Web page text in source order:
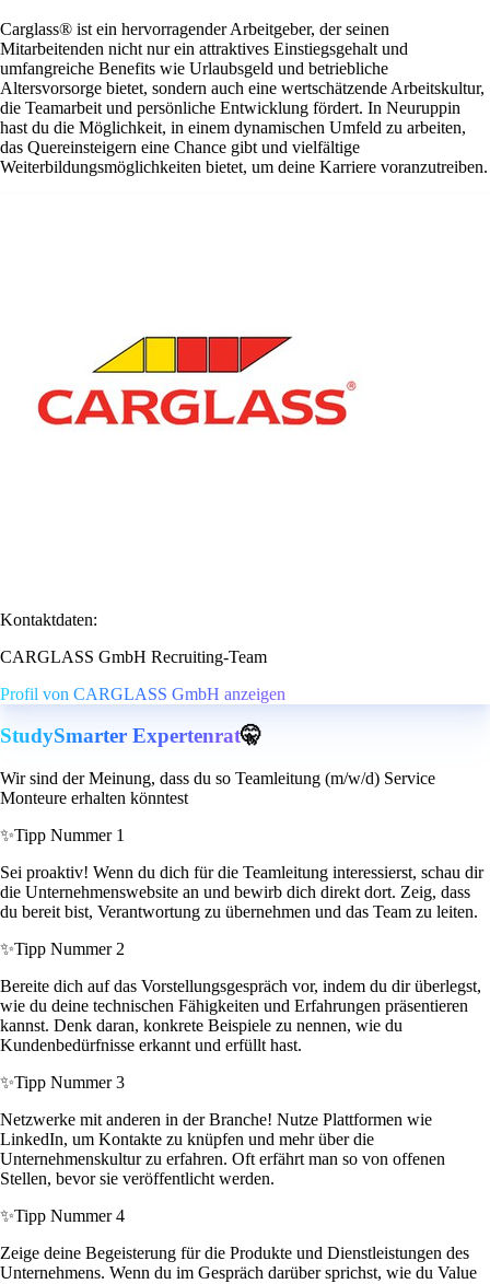
Carglass® ist ein hervorragender Arbeitgeber, der seinen
Mitarbeitenden nicht nur ein attraktives Einstiegsgehalt und
umfangreiche Benefits wie Urlaubsgeld und betriebliche
Altersvorsorge bietet, sondern auch eine wertschätzende Arbeitskultur,
die Teamarbeit und persönliche Entwicklung fördert. In Neuruppin
hast du die Möglichkeit, in einem dynamischen Umfeld zu arbeiten,
das Quereinsteigern eine Chance gibt und vielfältige
Weiterbildungsmöglichkeiten bietet, um deine Karriere voranzutreiben.
Kontaktdaten:
CARGLASS GmbH Recruiting-Team
Profil von CARGLASS GmbH anzeigen
StudySmarter Expertenrat🤫
Wir sind der Meinung, dass du so Teamleitung (m/w/d) Service
Monteure erhalten könntest
✨Tipp Nummer 1
Sei proaktiv! Wenn du dich für die Teamleitung interessierst, schau dir
die Unternehmenswebsite an und bewirb dich direkt dort. Zeig, dass
du bereit bist, Verantwortung zu übernehmen und das Team zu leiten.
✨Tipp Nummer 2
Bereite dich auf das Vorstellungsgespräch vor, indem du dir überlegst,
wie du deine technischen Fähigkeiten und Erfahrungen präsentieren
kannst. Denk daran, konkrete Beispiele zu nennen, wie du
Kundenbedürfnisse erkannt und erfüllt hast.
✨Tipp Nummer 3
Netzwerke mit anderen in der Branche! Nutze Plattformen wie
LinkedIn, um Kontakte zu knüpfen und mehr über die
Unternehmenskultur zu erfahren. Oft erfährt man so von offenen
Stellen, bevor sie veröffentlicht werden.
✨Tipp Nummer 4
Zeige deine Begeisterung für die Produkte und Dienstleistungen des
Unternehmens. Wenn du im Gespräch darüber sprichst, wie du Value